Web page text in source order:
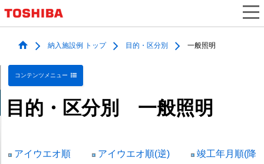
納入施設例 トップ 目的・区分別 一般照明
コンテンツメニュー
目的・区分別 一般照明
アイウエオ順 アイウエオ順(逆)
竣工年月順(降